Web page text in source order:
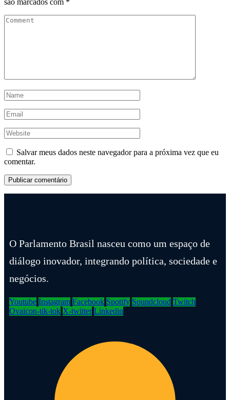
Salvar meus dados neste navegador para a próxima vez que eu
comentar.
O Parlamento Brasil nasceu como um espaço de
diálogo inovador, integrando política, sociedade e
negócios.
Youtube Instagram Facebook Spotify Soundcloud Twitch
Ovaicon-tik-tok X-twitter Linkedin